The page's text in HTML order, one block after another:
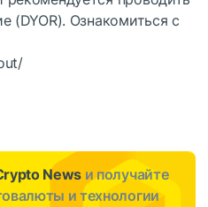
(DYOR). Ознакомиться с
News и получайте
и технологии